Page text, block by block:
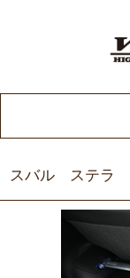
スバル ステラ